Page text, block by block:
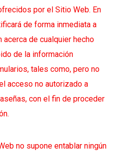
por el Sitio Web. En
de forma inmediata a
acerca de cualquier hecho
de la información
tales como, pero no
acceso no autorizado a
con el fin de proceder
no supone entablar ningún